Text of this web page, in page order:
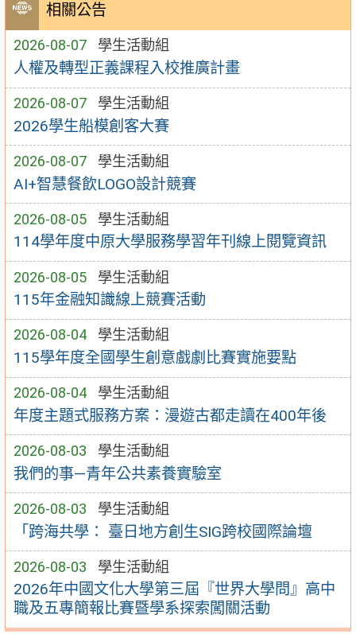
相關公告
2026-08-07 學生活動組
人權及轉型正義課程入校推廣計畫
2026-08-07 學生活動組
2026學生船模創客大賽
2026-08-07 學生活動組
AI+智慧餐飲LOGO設計競賽
2026-08-05 學生活動組
114學年度中原大學服務學習年刊線上閱覽資訊
2026-08-05 學生活動組
115年金融知識線上競賽活動
2026-08-04 學生活動組
115學年度全國學生創意戲劇比賽實施要點
2026-08-04 學生活動組
年度主題式服務方案：漫遊古都走讀在400年後
2026-08-03 學生活動組
我們的事—青年公共素養實驗室
2026-08-03 學生活動組
「跨海共學： 臺日地方創生SIG跨校國際論壇
2026-08-03 學生活動組
2026年中國文化大學第三屆『世界大學問』高中
職及五專簡報比賽暨學系探索闖關活動